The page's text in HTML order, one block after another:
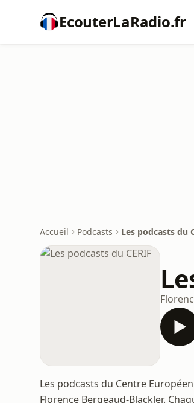
EcouterLaRadio.fr
Accueil Podcasts Les podcasts du
Les podcasts du Centre
Florence Bergeaud-Blackler.